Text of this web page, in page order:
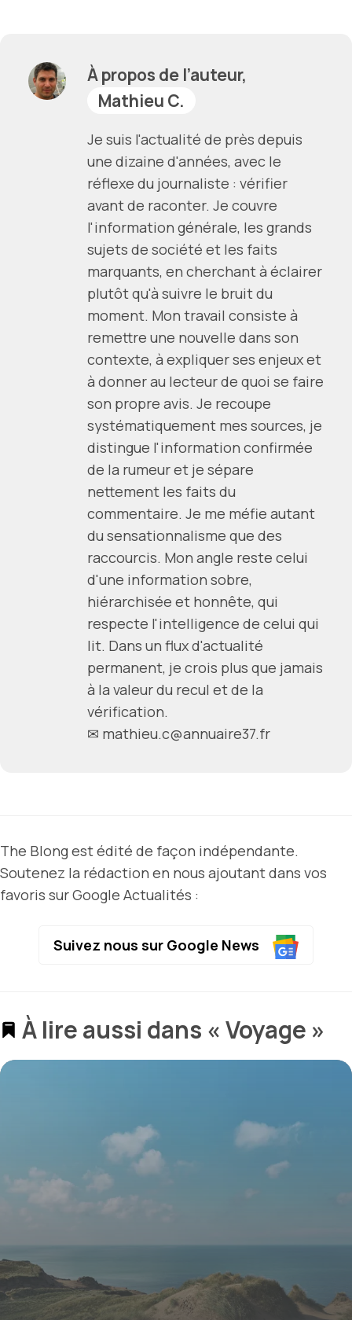
À propos de l’auteur,
Mathieu C.
Je suis l'actualité de près depuis
une dizaine d'années, avec le
réflexe du journaliste : vérifier
avant de raconter. Je couvre
l'information générale, les grands
sujets de société et les faits
marquants, en cherchant à éclairer
plutôt qu'à suivre le bruit du
moment. Mon travail consiste à
remettre une nouvelle dans son
contexte, à expliquer ses enjeux et
à donner au lecteur de quoi se faire
son propre avis. Je recoupe
systématiquement mes sources, je
distingue l'information confirmée
de la rumeur et je sépare
nettement les faits du
commentaire. Je me méfie autant
du sensationnalisme que des
raccourcis. Mon angle reste celui
d'une information sobre,
hiérarchisée et honnête, qui
respecte l'intelligence de celui qui
lit. Dans un flux d'actualité
permanent, je crois plus que jamais
à la valeur du recul et de la
vérification.
✉ mathieu.c@annuaire37.fr
The Blong est édité de façon indépendante.
Soutenez la rédaction en nous ajoutant dans vos
favoris sur Google Actualités :
Suivez nous sur Google News
À lire aussi dans « Voyage »